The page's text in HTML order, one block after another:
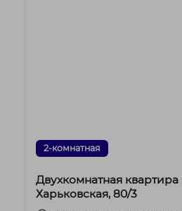
2-комнатная
Двухкомнатная квартира
Харьковская, 80/3